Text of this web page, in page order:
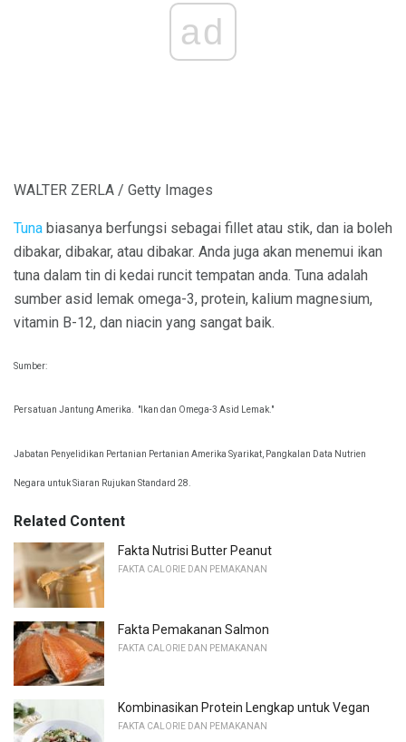
ad
WALTER ZERLA / Getty Images
Tuna biasanya berfungsi sebagai fillet atau stik, dan ia boleh
dibakar, dibakar, atau dibakar. Anda juga akan menemui ikan
tuna dalam tin di kedai runcit tempatan anda. Tuna adalah
sumber asid lemak omega-3, protein, kalium magnesium,
vitamin B-12, dan niacin yang sangat baik.
Sumber:
Persatuan Jantung Amerika. "Ikan dan Omega-3 Asid Lemak."
Jabatan Penyelidikan Pertanian Pertanian Amerika Syarikat, Pangkalan Data Nutrien
Negara untuk Siaran Rujukan Standard 28.
Related Content
Fakta Nutrisi Butter Peanut
FAKTA CALORIE DAN PEMAKANAN
Fakta Pemakanan Salmon
FAKTA CALORIE DAN PEMAKANAN
Kombinasikan Protein Lengkap untuk Vegan
FAKTA CALORIE DAN PEMAKANAN